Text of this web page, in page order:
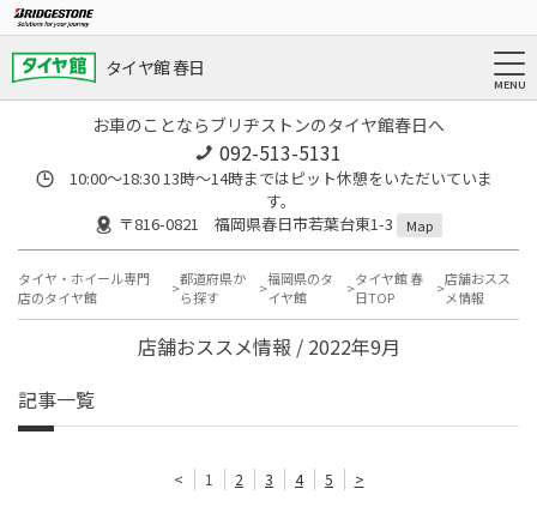
タイヤ館 春日
お車のことならブリヂストンのタイヤ館春日へ
092-513-5131
10:00～18:30 13時〜14時まではピット休憩をいただいていま
す。
〒816-0821 福岡県春日市若葉台東1-3
Map
タイヤ・ホイール専門
店のタイヤ館
都道府県か
ら探す
福岡県のタ
イヤ館
タイヤ館 春
日TOP
店舗おスス
メ情報
店舗おススメ情報 / 2022年9月
記事一覧
< 1 2 3 4 5 >